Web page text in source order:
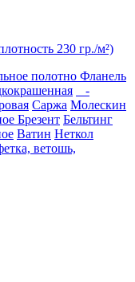
230 гр./м²)
полотно Фланель
-
Саржа Молескин
Брезент Бельтинг
Ватин Неткол
ветошь,